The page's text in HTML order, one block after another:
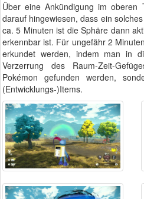
Über eine Ankündigung im oberen
darauf hingewiesen, dass ein
ca. 5 Minuten ist die Sphäre dann
erkennbar ist. Für ungefähr 2
erkundet werden, indem man in
Verzerrung des Raum-Zeit-
Pokémon gefunden werden,
(Entwicklungs-)Items.